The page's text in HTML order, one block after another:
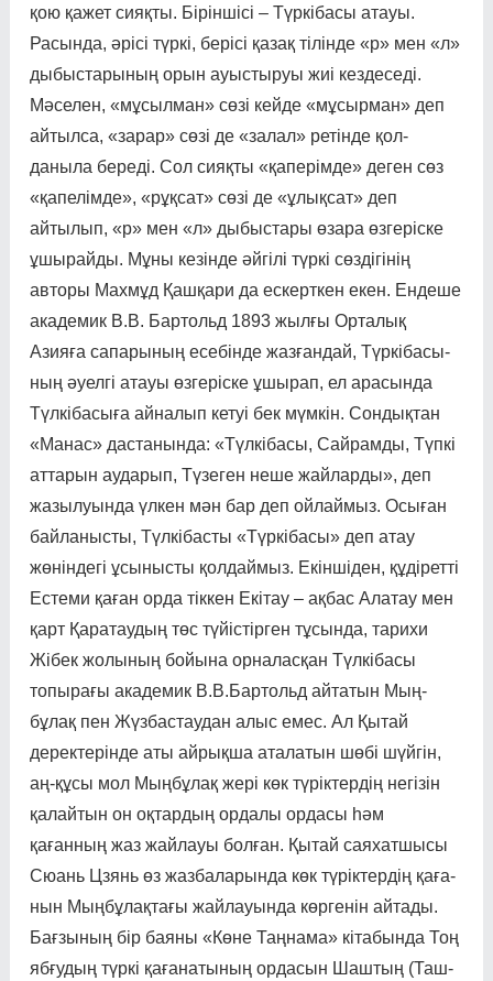
қою қажет сияқты. Біріншісі – Түркібасы атауы.
Расында, әрісі түркі, берісі қазақ тілінде «р» мен «л»
ды­быстарының орын ауысты­руы жиі кездеседі.
Мәселен, «мұсылман» сөзі кейде «мұ­сырман» деп
айтылса, «зарар» сөзі де «залал» ретінде қол­
даныла береді. Сол сияқты «қа­перімде» деген сөз
«қапелімде», «рұқсат» сөзі де «ұлықсат» деп
айтылып, «р» мен «л» дыбыс­тары өзара өзгеріске
ұшы­рай­ды. Мұны кезінде әйгілі түркі сөз­ді­гі­нің
авторы Махмұд Қаш­­қа­ри да ескерткен екен. Ендеше
ака­демик В.В. Бартольд 1893 жыл­ғы Орталық
Азияға сапарын­ың есебінде жазғандай, Түркі­басы­
ның әуелгі атауы өзгеріс­ке ұшы­рап, ел арасында
Түлкі­басы­ға ай­налып кетуі бек мүмкін. Сондық­тан
«Манас» дастанында: «Түлкібасы, Сайрамды, Түпкі
аттарын аударып, Түзеген неше жайларды», деп
жазылуында үлкен мән бар деп ойлаймыз. Осыған
байла­ныс­ты, Түлкібасты «Түркібасы» деп атау
жөніндегі ұсынысты қолдаймыз. Екіншіден, құдіретті
Естеми қаған орда тіккен Екітау – ақбас Алатау мен
қарт Қаратаудың төс түйістірген тұсында, тари­хи
Жібек жолының бойы­на орна­ласқан Түлкібасы
топы­­рағы ака­де­­мик В.В.Бар­тольд айтатын Мың­
бұлақ пен Жүзбастаудан алыс емес. Ал Қытай
дерек­терін­­де аты айрықша аталатын шөбі шүй­гін,
аң-құсы мол Мың­бұлақ жері көк түріктердің негі­зін
қалайтын он оқтардың ор­д­алы ордасы һәм
қағанның жаз жайлауы болған. Қытай сая­хат­шысы
Сюань Цзянь өз жазба­ларында көк түріктердің қаға­
нын Мыңбұлақтағы жайлауын­да көргенін айтады.
Бағзының бір баяны «Көне Таңнама» кіта­бында Тоң
ябғудың түркі қаға­н­атының ордасын Шаштың (Таш­